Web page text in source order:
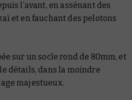
l’avant, en assénant des
et en fauchant des pelotons
sur un socle rond de 80mm, et
détails, dans la moindre
majestueux.